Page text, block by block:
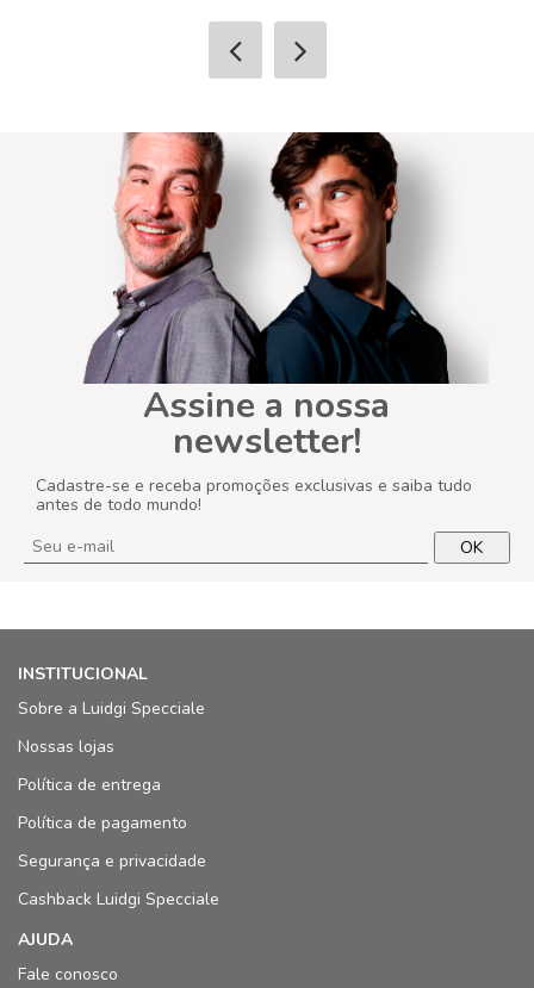
Assine a nossa
newsletter!
Cadastre-se e receba promoções exclusivas e saiba tudo
antes de todo mundo!
OK
INSTITUCIONAL
Sobre a Luidgi Specciale
Nossas lojas
Política de entrega
Política de pagamento
Segurança e privacidade
Cashback Luidgi Specciale
AJUDA
Fale conosco